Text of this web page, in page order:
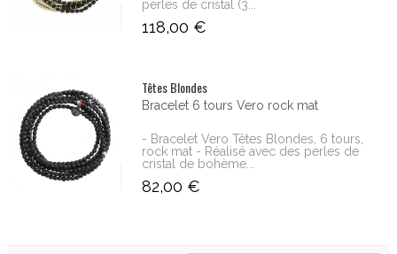
perles de cristal (3...
118,00 €
Têtes Blondes
Bracelet 6 tours Vero rock mat
- Bracelet Vero Têtes Blondes, 6 tours,
rock mat - Réalisé avec des perles de
cristal de bohème...
82,00 €